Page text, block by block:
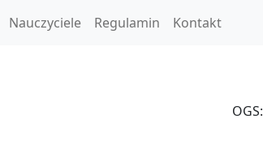
Nauczyciele Regulamin Kontakt
OGS: